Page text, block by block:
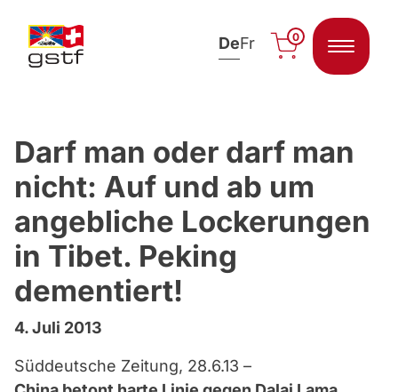
DeFr 0
Darf man oder darf man
nicht: Auf und ab um
angebliche Lockerungen
in Tibet. Peking
dementiert!
4. Juli 2013
Süddeutsche Zeitung, 28.6.13 –